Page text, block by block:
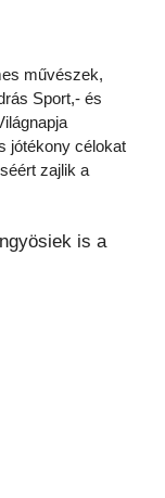
művészek,
Sport,- és
jótékony célokat
zajlik a